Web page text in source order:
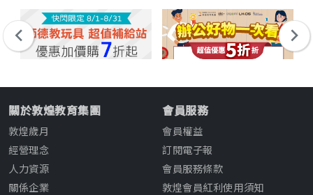
關於敦煌教育集團
敦煌歲月
經營理念
人力資源
關係企業
會員服務
會員權益
訂閱電子報
會員服務條款
敦煌會員紅利使用須知